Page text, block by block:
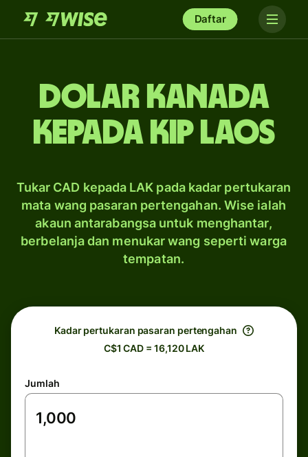
Daftar
dolar Kanada
kepada kip Laos
Tukar CAD kepada LAK pada kadar pertukaran
mata wang pasaran pertengahan. Wise ialah
akaun antarabangsa untuk menghantar,
berbelanja dan menukar wang seperti warga
tempatan.
Kadar pertukaran pasaran pertengahan
C$1 CAD = 16,120 LAK
Jumlah